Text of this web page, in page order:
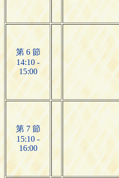
第 6 節
14:10 -
15:00
第 7 節
15:10 -
16:00